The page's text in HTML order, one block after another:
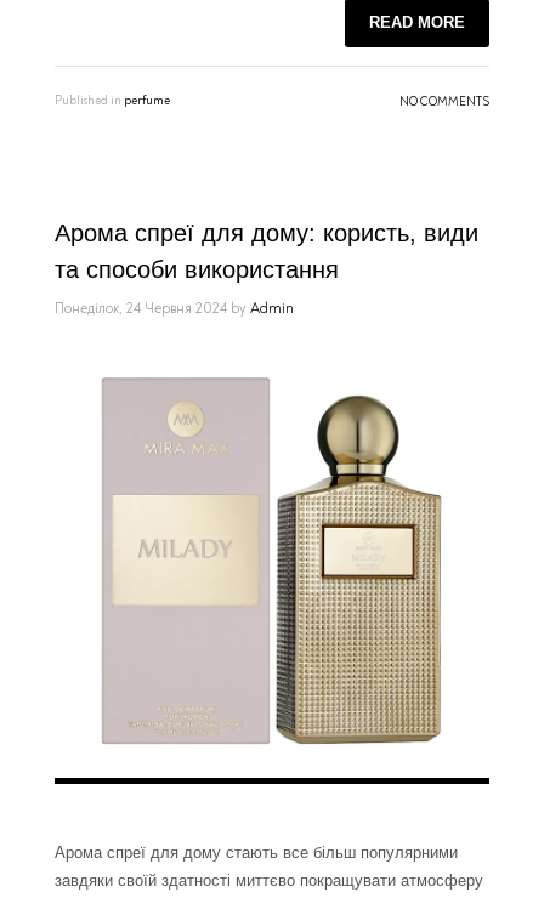
READ MORE
Published in perfume NO COMMENTS
Арома спреї для дому: користь, види
та способи використання
Понеділок, 24 Червня 2024 by Admin
Арома спреї для дому стають все більш популярними
завдяки своїй здатності миттєво покращувати атмосферу